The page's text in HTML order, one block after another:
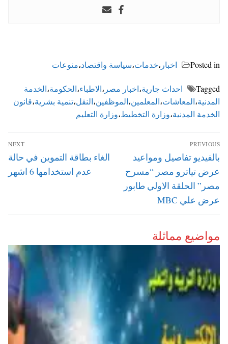
Posted in اخبار ،خدمات،سياسة واقتصاد،منوعات
Tagged احداث جارية،اخبار مصر ،الاطباء،الحكومة،الخدمة
المدنية،المعاشات،المعلمين،الموظفين،النقل،تنمية بشرية،قانون
الخدمة المدنية،وزارة التخطيط،وزارة التعليم
تصفّح
المقالات
PREVIOUS
Previous
post:
بالفيديو تفاصيل ومواعيد
عرض تياترو مصر “مسرح
مصر” الحلقة الاولي طابور
عرض علي MBC
NEXT
Next
الغاء بطاقة التموين في حالة
عدم استخدامها 6 اشهر
مواضيع مماثلة